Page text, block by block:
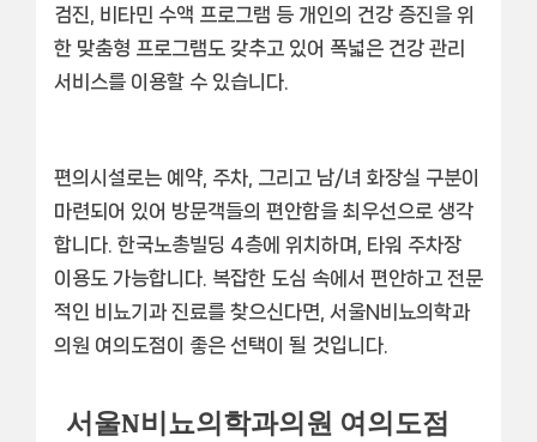
검진
비타민 수액 프로그램 등 개인의 건강 증진을 위
한 맞춤형 프로그램도 갖추고 있어 폭넓은 건강 관리
서비스를 이용할 수 있습니다.
편의시설로는 예약 주차 , 그리고 남/녀 화장실 구분이
마련되어 있어 방문객들의 편안함을 최우선으로 생각
합니다. 한국노총빌딩 4층에 위치하며, 타워 주차장
이용도 가능합니다. 복잡한 도심 속에서 편안하고 전문
적인 비뇨기과 진료를 찾으신다면, 서울N비뇨의학과
의원 여의도점이 좋은 선택이 될 것입니다.
서울N비뇨의학과의원 여의도점